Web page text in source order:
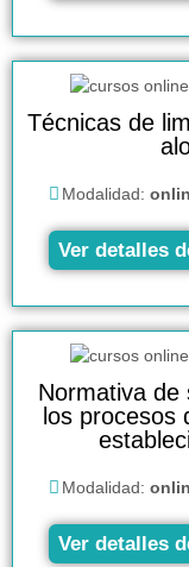
Técnicas de
Modalidad:
Ver detalles
Normativa de
los procesos
Modalidad:
Ver detalles